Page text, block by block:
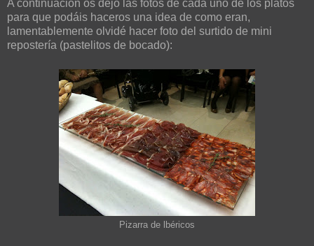
A continuación os dejo las fotos de cada uno de los platos
para que podáis haceros una idea de como eran,
lamentablemente olvidé hacer foto del surtido de mini
repostería (pastelitos de bocado):
Pizarra de lbéricos